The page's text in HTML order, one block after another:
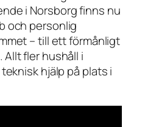
i Norsborg finns nu
och personlig
– till ett förmånligt
Allt fler hushåll i
hjälp på plats i